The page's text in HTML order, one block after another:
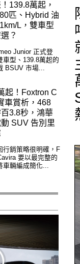
139.8萬起，
匹、Hybrid 油
L，雙車型
？
Junior 正式登
車型、139.8萬起的
BSUV 市場...
起！Foxtron C
車賞析，468
3.8秒，鴻華
動 SUV 告別里
行銷策略很明確，F
要以最完整的
車輛編成簡化...